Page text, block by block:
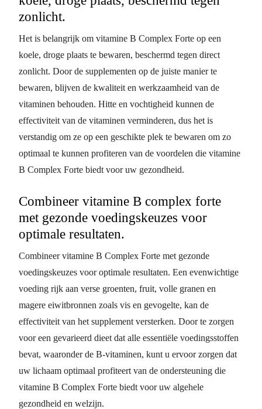
zonlicht.
Het is belangrijk om vitamine B Complex Forte op een
koele, droge plaats te bewaren, beschermd tegen direct
zonlicht. Door de supplementen op de juiste manier te
bewaren, blijven de kwaliteit en werkzaamheid van de
vitaminen behouden. Hitte en vochtigheid kunnen de
effectiviteit van de vitaminen verminderen, dus het is
verstandig om ze op een geschikte plek te bewaren om zo
optimaal te kunnen profiteren van de voordelen die vitamine
B Complex Forte biedt voor uw gezondheid.
Combineer vitamine B complex forte
met gezonde voedingskeuzes voor
optimale resultaten.
Combineer vitamine B Complex Forte met gezonde
voedingskeuzes voor optimale resultaten. Een evenwichtige
voeding rijk aan verse groenten, fruit, volle granen en
magere eiwitbronnen zoals vis en gevogelte, kan de
effectiviteit van het supplement versterken. Door te zorgen
voor een gevarieerd dieet dat alle essentiële voedingsstoffen
bevat, waaronder de B-vitaminen, kunt u ervoor zorgen dat
uw lichaam optimaal profiteert van de ondersteuning die
vitamine B Complex Forte biedt voor uw algehele
gezondheid en welzijn.